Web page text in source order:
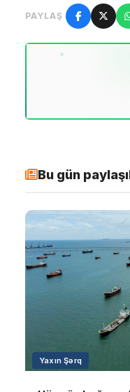
PAYLAŞ
Bu gün
Yaxın Şərq